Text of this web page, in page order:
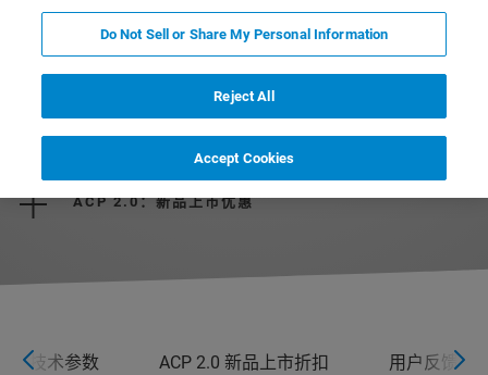
ACP 2.0：新品上市优惠
技术参数 ACP 2.0 新品上市折扣 用户反馈
Do Not Sell or Share My Personal Information
Reject All
Accept Cookies